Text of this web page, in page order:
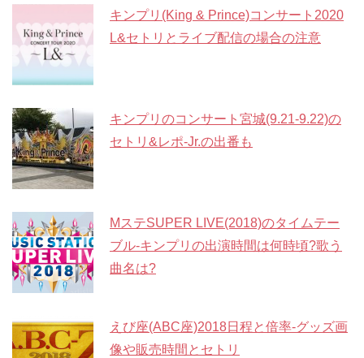
キンプリ(King & Prince)コンサート2020
L&セトリとライブ配信の場合の注意
キンプリのコンサート宮城(9.21-9.22)の
セトリ&レポ-Jr.の出番も
MステSUPER LIVE(2018)のタイムテー
ブル-キンプリの出演時間は何時頃?歌う
曲名は?
えび座(ABC座)2018日程と倍率-グッズ画
像や販売時間とセトリ